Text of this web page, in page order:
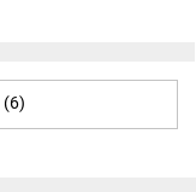
(6)